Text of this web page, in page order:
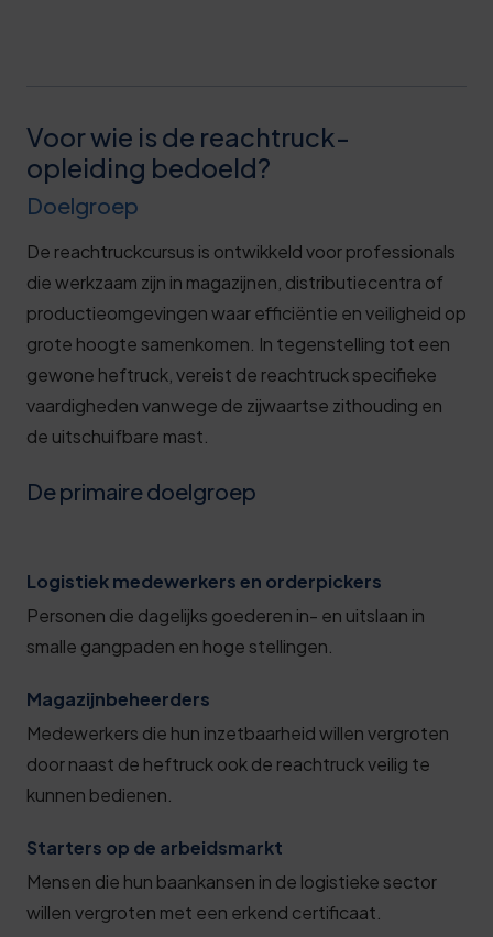
Voor wie is de reachtruck-
opleiding bedoeld?
Doelgroep
De reachtruckcursus is ontwikkeld voor professionals
die werkzaam zijn in magazijnen, distributiecentra of
productieomgevingen waar efficiëntie en veiligheid op
grote hoogte samenkomen. In tegenstelling tot een
gewone heftruck, vereist de reachtruck specifieke
vaardigheden vanwege de zijwaartse zithouding en
de uitschuifbare mast.
De primaire doelgroep
Logistiek medewerkers en orderpickers
Personen die dagelijks goederen in- en uitslaan in
smalle gangpaden en hoge stellingen.
Magazijnbeheerders
Medewerkers die hun inzetbaarheid willen vergroten
door naast de heftruck ook de reachtruck veilig te
kunnen bedienen.
Starters op de arbeidsmarkt
Mensen die hun baankansen in de logistieke sector
willen vergroten met een erkend certificaat.